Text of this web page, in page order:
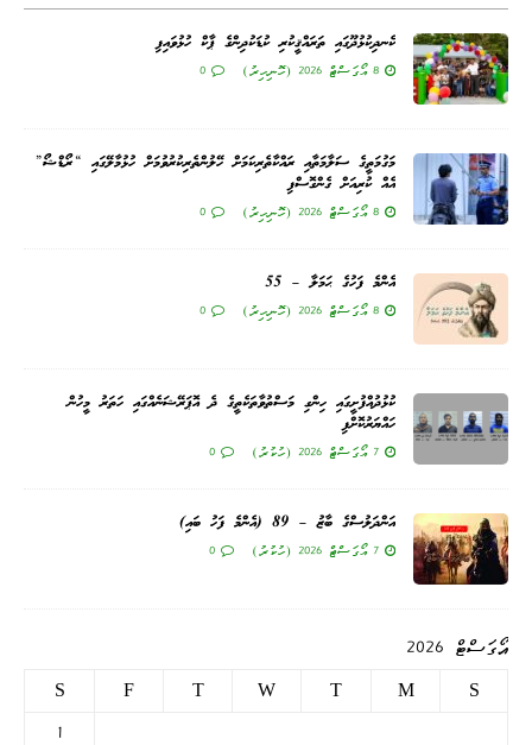
ކެނދިކުޅުދޫގައި ތަރައްޤީކުރި ކުޑަކުދިންގެ ޕާކް ހުޅުވައިފި
8 އޯގަސްޓް 2026 (ހޮނިހިރު) 0
މަގުމަތީގެ ސަލާމަތާއި ރައްކާތެރިކަމަށް ހޭލުންތެރިކުރުވުމަށް ހުޅުމާލޭގައި “ރޯޑްޝޯ”
އެއް ކުރިއަށް ގެންގޮސްފި
8 އޯގަސްޓް 2026 (ހޮނިހިރު) 0
އެންމެ ފަހުގެ ޙަމަލާ – 55
8 އޯގަސްޓް 2026 (ހޮނިހިރު) 0
ކުޅުދުއްފުށީގައި ހިންގި މަސްތުވާތަކެތީގެ ދެ އޮޕަރޭޝަނެއްގައި ހަތަރު މީހުން
ހައްޔަރުކޮށްފި
7 އޯގަސްޓް 2026 (ހުކުރު) 0
އަންދަލުސްގެ ބާޒު – 89 (އެންމެ ފަހު ބައި)
7 އޯގަސްޓް 2026 (ހުކުރު) 0
އޯގަސްޓް 2026
S
M
T
W
T
F
S
1